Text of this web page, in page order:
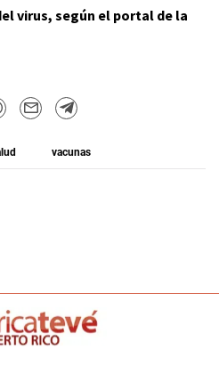
virus, según el portal de la
vacunas